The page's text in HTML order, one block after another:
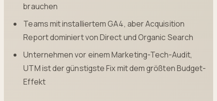
brauchen
Teams mit installiertem GA4, aber Acquisition
Report dominiert von Direct und Organic Search
Unternehmen vor einem Marketing-Tech-Audit,
UTM ist der günstigste Fix mit dem größten Budget-
Effekt